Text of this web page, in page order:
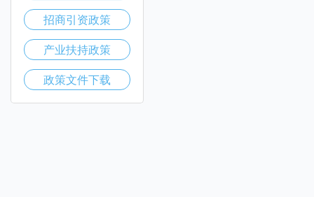
招商引资政策
产业扶持政策
政策文件下载